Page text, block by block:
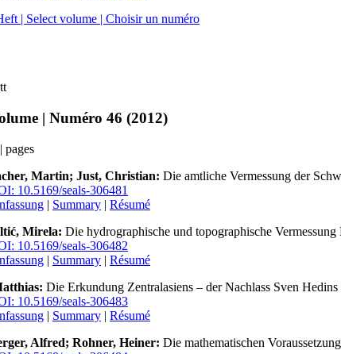
| Select volume | Choisir un numéro
| Numéro 46 (2012)
pages
Martin; Just, Christian: Die amtliche Vermessung der
10.5169/seals-306481
| Summary | Résumé
Mirela: Die hydrographische und topographische
10.5169/seals-306482
| Summary | Résumé
Die Erkundung Zentralasiens – der Nachlass Sven
10.5169/seals-306483
| Summary | Résumé
Alfred; Rohner, Heiner: Die mathematischen